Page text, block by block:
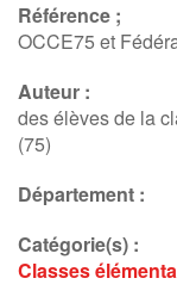
Référence ;
OCCE75 et
Auteur :
des élèves de la
(75)
Département :
Catégorie(s) :
Classes